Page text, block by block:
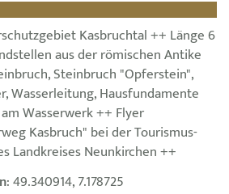
Kasbruchtal ++ Länge 6
aus der römischen Antike
Steinbruch "Opferstein",
Wasserleitung, Hausfundamente
Wasserwerk ++ Flyer
Kasbruch" bei der Tourismus-
Landkreises Neunkirchen ++
: 49.340914, 7.178725